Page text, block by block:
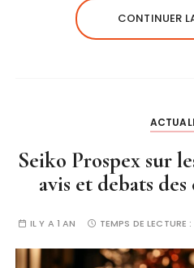
CONTINUER
Seiko Prospex sur
avis et debats
IL Y A 1 AN TEMPS DE LECTURE :